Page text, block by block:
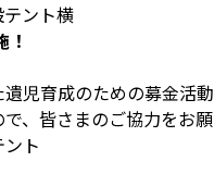
ント横
児育成のための募金活動
、皆さまのご協力をお願
ト